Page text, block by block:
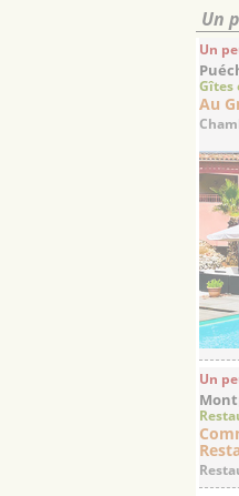
Un
Un
Gîtes
Au
Un